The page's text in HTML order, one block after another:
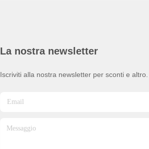
La nostra newsletter
Iscriviti alla nostra newsletter per sconti e altro.